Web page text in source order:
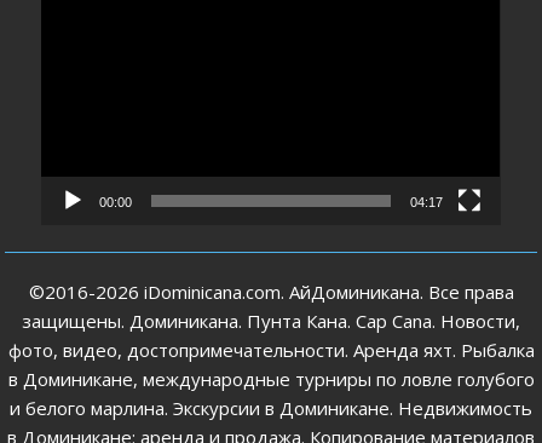
00:00 04:17
©2016-2026 iDominicana.com. АйДоминикана. Все права
защищены. Доминикана. Пунта Кана. Cap Cana. Новости,
фото, видео, достопримечательности. Аренда яхт. Рыбалка
в Доминикане, международные турниры по ловле голубого
и белого марлина. Экскурсии в Доминикане. Недвижимость
в Доминикане: аренда и продажа. Копирование материалов